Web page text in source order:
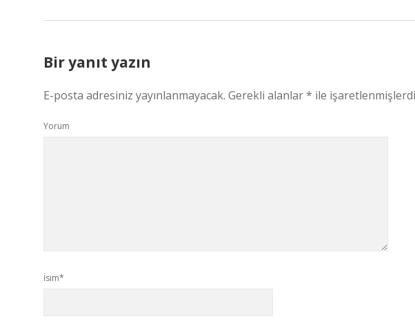
Bir yanıt yazın
E-posta adresiniz yayınlanmayacak. Gerekli alanlar* ile
Yorum
İsim*